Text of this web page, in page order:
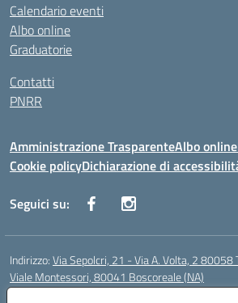
Calendario eventi
Albo online
Graduatorie
Contatti
PNRR
Amministrazione TrasparenteAlbo online
Cookie policyDichiarazione di
Seguici su:
Indirizzo:Via Sepolcri, 21 - Via A. Volta, 2 80058
Viale Montessori, 80041 Boscoreale (NA)
Centralino: